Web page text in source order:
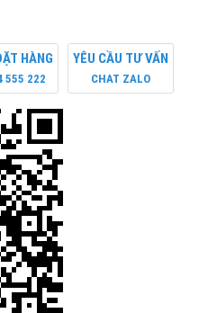
HÀNG
555 222
YÊU CẦU TƯ VẤN
CHAT ZALO